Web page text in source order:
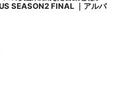
SEASON2 FINAL ｜アルバ